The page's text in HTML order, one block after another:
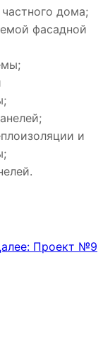
дома;
фасадной
и
Проект №9